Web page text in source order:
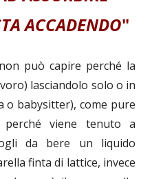
ACCADENDO"
può capire perché la
lasciandolo solo o in
o babysitter), come pure
viene tenuto a
da bere un liquido
finta di lattice, invece